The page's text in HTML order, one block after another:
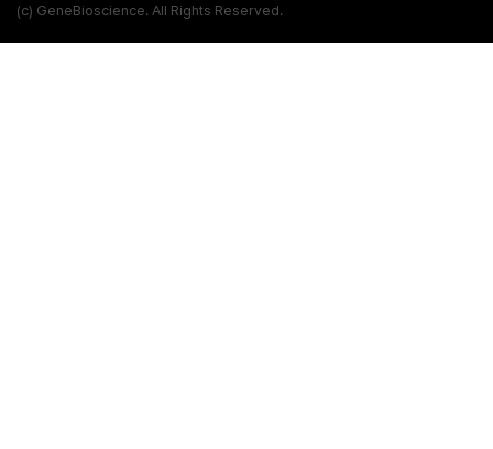
(c) GeneBioscience. All Rights Reserved.